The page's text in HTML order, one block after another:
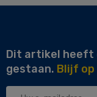
Dit artikel heeft
gestaan. Blijf op
Uw